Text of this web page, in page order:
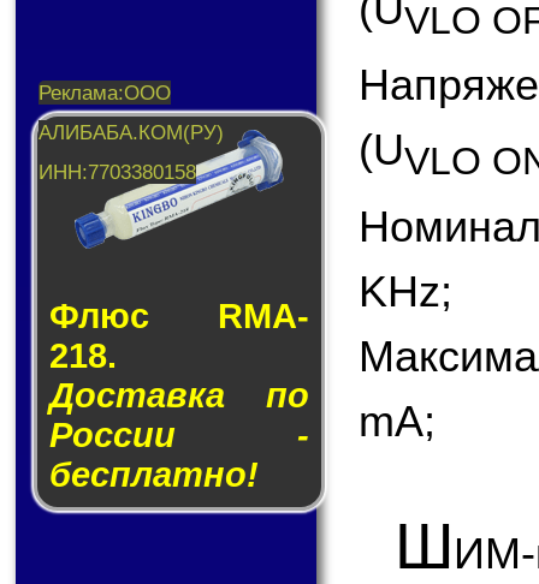
Флюс RMA-
218.
Доставка по
России -
бесплатно!
VLO
(UVLO
KHz;
mA;
Ш